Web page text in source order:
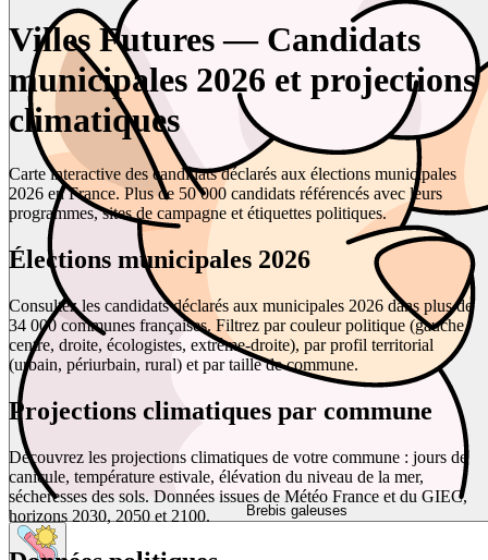
Brebis galeuses
Villes Futures — Candidats
municipales 2026 et projections
climatiques
Carte interactive des candidats déclarés aux élections municipales
2026 en France. Plus de 50 000 candidats référencés avec leurs
programmes, sites de campagne et étiquettes politiques.
Élections municipales 2026
Consultez les candidats déclarés aux municipales 2026 dans plus de
34 000 communes françaises. Filtrez par couleur politique (gauche,
centre, droite, écologistes, extrême-droite), par profil territorial
(urbain, périurbain, rural) et par taille de commune.
Projections climatiques par commune
Découvrez les projections climatiques de votre commune : jours de
canicule, température estivale, élévation du niveau de la mer,
sécheresses des sols. Données issues de Météo France et du GIEC,
horizons 2030, 2050 et 2100.